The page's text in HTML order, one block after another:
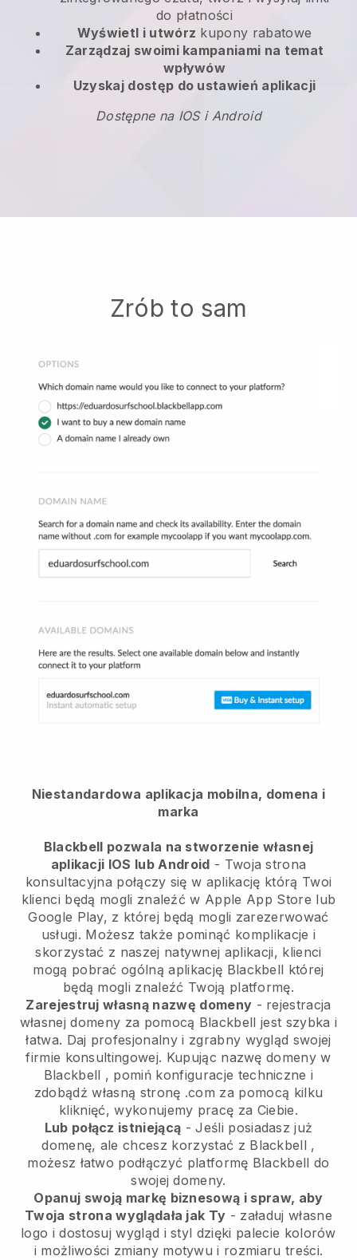
do płatności
Wyświetl i utwórz kupony rabatowe
Zarządzaj swoimi kampaniami na temat
wpływów
Uzyskaj dostęp do ustawień aplikacji
Dostępne na IOS i Android
Zrób to sam
Niestandardowa aplikacja mobilna, domena i
marka
Blackbell pozwala na stworzenie własnej
aplikacji IOS lub Android - Twoja strona
konsultacyjna połączy się w aplikację którą Twoi
klienci będą mogli znaleźć w Apple App Store lub
Google Play, z której będą mogli zarezerwować
usługi. Możesz także pominąć komplikacje i
skorzystać z naszej natywnej aplikacji, klienci
mogą pobrać ogólną aplikację Blackbell której
będą mogli znaleźć Twoją platformę.
Zarejestruj własną nazwę domeny - rejestracja
własnej domeny za pomocą Blackbell jest szybka i
łatwa. Daj profesjonalny i zgrabny wygląd swojej
firmie konsultingowej. Kupując nazwę domeny w
Blackbell , pomiń konfiguracje techniczne i
zdobądź własną stronę .com za pomocą kilku
kliknięć, wykonujemy pracę za Ciebie.
Lub połącz istniejącą - Jeśli posiadasz już
domenę, ale chcesz korzystać z Blackbell ,
możesz łatwo podłączyć platformę Blackbell do
swojej domeny.
Opanuj swoją markę biznesową i spraw, aby
Twoja strona wyglądała jak Ty - załaduj własne
logo i dostosuj wygląd i styl dzięki palecie kolorów
i możliwości zmiany motywu i rozmiaru treści.